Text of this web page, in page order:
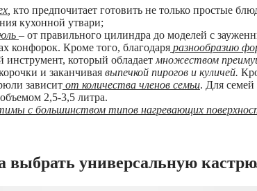
, кто предпочитает готовить не только простые
кухонной утвари;
– от правильного цилиндра до моделей с
конфорок. Кроме того, благодаря разнообразию
который обладаетмножеством
и заканчивая выпечкой пирогов и куличей.
зависит от количества членов семьи. Для семей
2,5-3,5 литра.
с большинством типов нагревающих
выбрать универсальную